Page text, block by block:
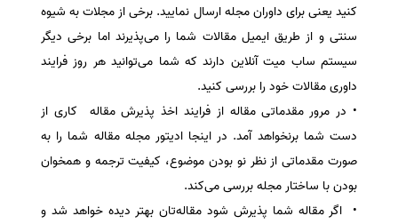
کنید یعنی برای داوران مجله ارسال نمایید. برخی از مجلات به شیوه
سنتی و از طریق ایمیل مقالات شما را می‌پذیرند اما برخی دیگر
سیستم ساب میت آنلاین دارند که شما می‌توانید هر روز فرایند
داوری مقالات خود را بررسی کنید.
• در مرور مقدماتی مقاله از فرایند اخذ پذیرش مقاله کاری از
دست شما برنخواهد آمد. در اینجا ادیتور مجله مقاله شما را به
صورت مقدماتی از نظر نو بودن موضوع، کیفیت ترجمه و همخوان
بودن با ساختار مجله بررسی می‌کند.
• اگر مقاله شما پذیرش شود مقاله‌تان بهتر دیده خواهد شد و